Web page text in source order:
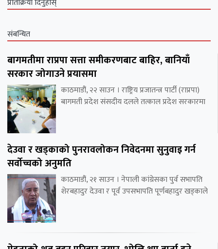
प्रतिक्रिया दिनुहोस्
संबन्धित
बागमतीमा राप्रपा सत्ता समीकरणबाट बाहिर, बानियाँ
सरकार जोगाउने प्रयासमा
काठमाडौं, २२ साउन । राष्ट्रिय प्रजातन्त्र पार्टी (राप्रपा)
बागमती प्रदेश संसदीय दलले तत्काल प्रदेश सरकारमा
देउवा र खड्काको पुनरावलोकन निवेदनमा सुनुवाइ गर्न
सर्वोच्चको अनुमति
काठमाडौं, २१ साउन । नेपाली कांग्रेसका पुर्व सभापति
शेरबहादुर देउवा र पूर्व उपसभापति पूर्णबहादुर खड्काले